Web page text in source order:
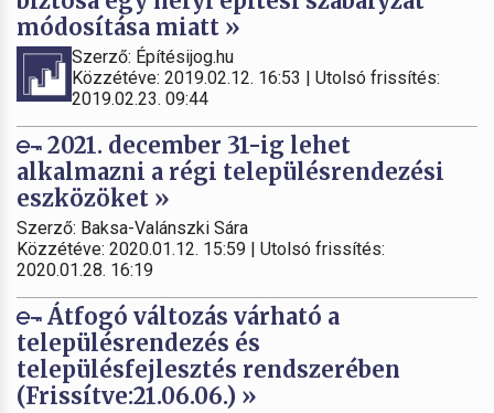
módosítása miatt »
Szerző: Építésijog.hu
Közzétéve: 2019.02.12. 16:53 | Utolsó frissítés:
2019.02.23. 09:44
2021. december 31-ig lehet
alkalmazni a régi településrendezési
eszközöket »
Szerző: Baksa-Valánszki Sára
Közzétéve: 2020.01.12. 15:59 | Utolsó frissítés:
2020.01.28. 16:19
Átfogó változás várható a
településrendezés és
településfejlesztés rendszerében
(Frissítve:21.06.06.) »